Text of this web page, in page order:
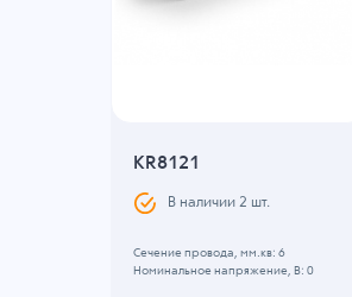
KR8121
В наличии2 шт.
Сечение провода, мм.кв: 6
Номинальное напряжение, B: 0